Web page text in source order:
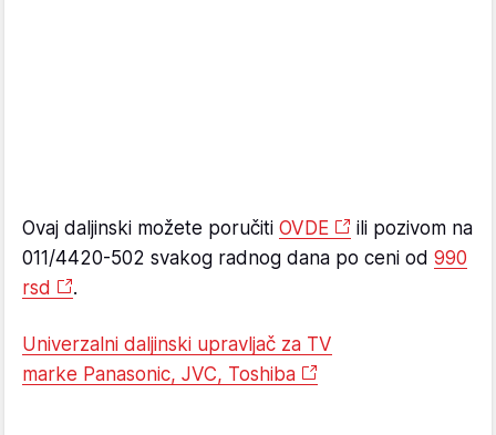
Ovaj daljinski možete poručiti OVDE
ili pozivom na
011/4420-502 svakog radnog dana po ceni od 990
rsd
.
Univerzalni daljinski upravljač za TV
marke Panasonic, JVC, Toshiba